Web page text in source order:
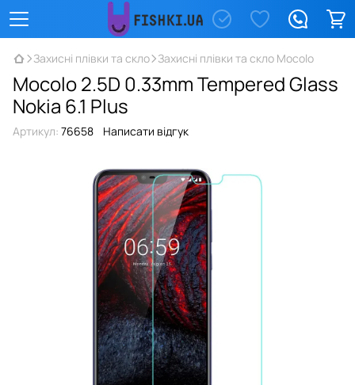
Захисні плівки та скло Захисні плівки та скло Mocolo
Mocolo 2.5D 0.33mm Tempered Glass
Nokia 6.1 Plus
Артикул: 76658 Написати відгук